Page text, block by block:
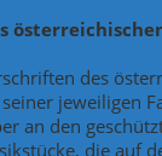
des
jeweiligen
an den
die auf